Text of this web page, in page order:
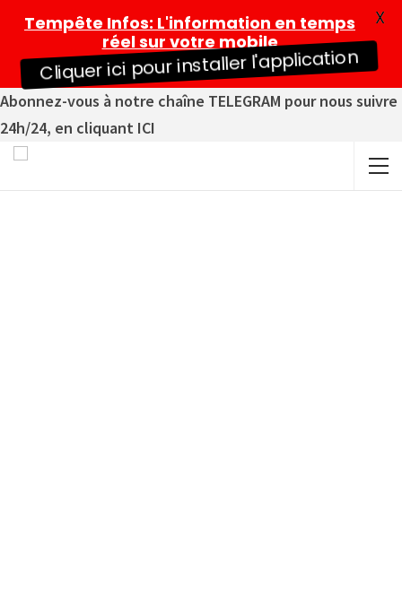
Abonnez-vous à notre chaîne TELEGRAM pour nous suivre
24h/24, en cliquant ICI
Tempête Infos: L'information en temps
réel sur votre mobile
Cliquer ici pour installer l'application
X